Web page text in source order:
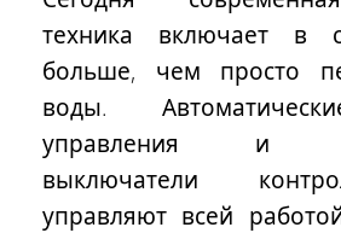
техника включает в
больше, чем просто
воды.
управления и
выключатели
управляют всей